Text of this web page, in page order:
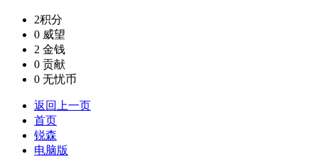
2积分
0 威望
2 金钱
0 贡献
0 无忧币
返回上一页
首页
锐森
电脑版